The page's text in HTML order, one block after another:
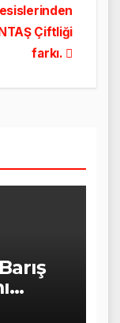
Çiftliği
farkı.